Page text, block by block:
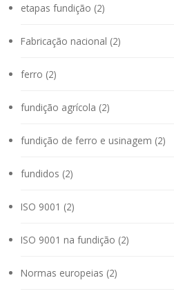
etapas fundição (2)
Fabricação nacional (2)
ferro (2)
fundição agrícola (2)
fundição de ferro e usinagem (2)
fundidos (2)
ISO 9001 (2)
ISO 9001 na fundição (2)
Normas europeias (2)